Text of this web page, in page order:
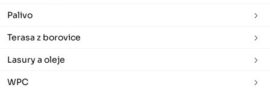
Palivo
Terasa z borovice
Lasury a oleje
WPC